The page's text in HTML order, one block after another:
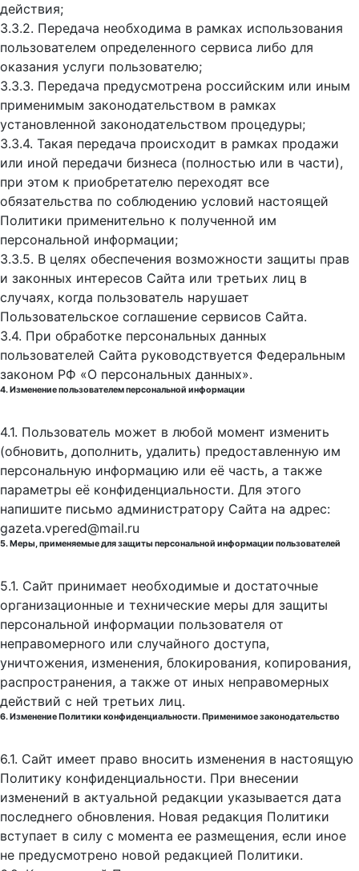
действия;
3.3.2. Передача необходима в рамках использования
пользователем определенного сервиса либо для
оказания услуги пользователю;
3.3.3. Передача предусмотрена российским или иным
применимым законодательством в рамках
установленной законодательством процедуры;
3.3.4. Такая передача происходит в рамках продажи
или иной передачи бизнеса (полностью или в части),
при этом к приобретателю переходят все
обязательства по соблюдению условий настоящей
Политики применительно к полученной им
персональной информации;
3.3.5. В целях обеспечения возможности защиты прав
и законных интересов Сайта или третьих лиц в
случаях, когда пользователь нарушает
Пользовательское соглашение сервисов Сайта.
3.4. При обработке персональных данных
пользователей Сайта руководствуется Федеральным
законом РФ «О персональных данных».
4. Изменение пользователем персональной информации
4.1. Пользователь может в любой момент изменить
(обновить, дополнить, удалить) предоставленную им
персональную информацию или её часть, а также
параметры её конфиденциальности. Для этого
напишите письмо администратору Сайта на адрес:
gazeta.vpered@mail.ru
5. Меры, применяемые для защиты персональной информации пользователей
5.1. Сайт принимает необходимые и достаточные
организационные и технические меры для защиты
персональной информации пользователя от
неправомерного или случайного доступа,
уничтожения, изменения, блокирования, копирования,
распространения, а также от иных неправомерных
действий с ней третьих лиц.
6. Изменение Политики конфиденциальности. Применимое законодательство
6.1. Сайт имеет право вносить изменения в настоящую
Политику конфиденциальности. При внесении
изменений в актуальной редакции указывается дата
последнего обновления. Новая редакция Политики
вступает в силу с момента ее размещения, если иное
не предусмотрено новой редакцией Политики.